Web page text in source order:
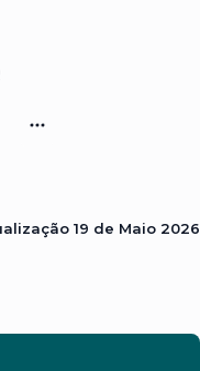
19 de Maio 2026